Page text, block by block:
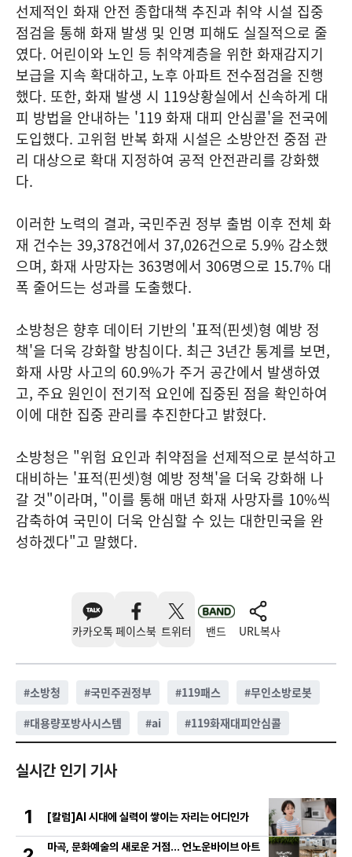
선제적인 화재 안전 종합대책 추진과 취약 시설 집중
점검을 통해 화재 발생 및 인명 피해도 실질적으로 줄
였다. 어린이와 노인 등 취약계층을 위한 화재감지기
보급을 지속 확대하고, 노후 아파트 전수점검을 진행
했다. 또한, 화재 발생 시 119상황실에서 신속하게 대
피 방법을 안내하는 '119 화재 대피 안심콜'을 전국에
도입했다. 고위험 반복 화재 시설은 소방안전 중점 관
리 대상으로 확대 지정하여 공적 안전관리를 강화했
다.
이러한 노력의 결과, 국민주권 정부 출범 이후 전체 화
재 건수는 39,378건에서 37,026건으로 5.9% 감소했
으며, 화재 사망자는 363명에서 306명으로 15.7% 대
폭 줄어드는 성과를 도출했다.
소방청은 향후 데이터 기반의 '표적(핀셋)형 예방 정
책'을 더욱 강화할 방침이다. 최근 3년간 통계를 보면,
화재 사망 사고의 60.9%가 주거 공간에서 발생하였
고, 주요 원인이 전기적 요인에 집중된 점을 확인하여
이에 대한 집중 관리를 추진한다고 밝혔다.
소방청은 "위험 요인과 취약점을 선제적으로 분석하고
대비하는 '표적(핀셋)형 예방 정책'을 더욱 강화해 나
갈 것"이라며, "이를 통해 매년 화재 사망자를 10%씩
감축하여 국민이 더욱 안심할 수 있는 대한민국을 완
성하겠다"고 말했다.
카카오톡 페이스북 트위터 밴드 URL복사
#소방청 #국민주권정부 #119패스 #무인소방로봇
#대용량포방사시스템 #ai #119화재대피안심콜
실시간 인기 기사
1 [칼럼]AI 시대에 실력이 쌓이는 자리는 어디인가
마곡, 문화예술의 새로운 거점… 언노운바이브 아트